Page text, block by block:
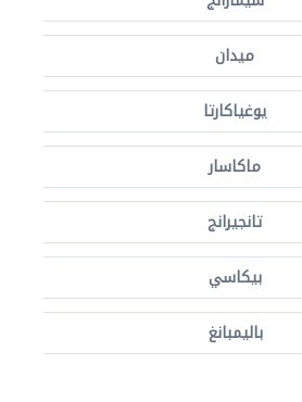
ميدان
يوغياكارتا
ماكاسار
تانجيرانج
بيكاسي
باليمبانغ